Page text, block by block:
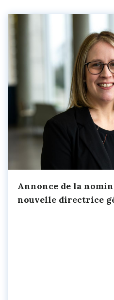
Annonce de la
nouvelle directrice